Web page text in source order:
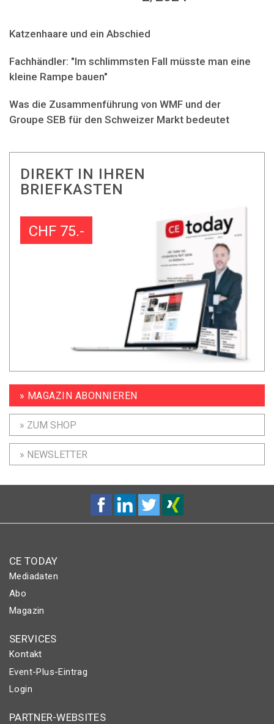
Katzenhaare und ein Abschied
Fachhändler: "Im schlimmsten Fall müsste man eine
kleine Rampe bauen"
Was die Zusammenführung von WMF und der
Groupe SEB für den Schweizer Markt bedeutet
DIREKT IN IHREN
BRIEFKASTEN
CHF 75.-
» MAGAZIN ABONNIEREN
» ZUM SHOP
» NEWSLETTER
CE TODAY
Mediadaten
Abo
Magazin
SERVICES
Kontakt
Event-Plus-Eintrag
Login
PARTNER-WEBSITES